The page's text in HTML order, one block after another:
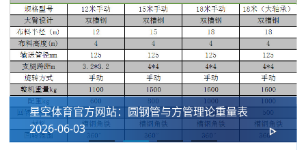
星空体育官方网站：圆钢管与方管理论重量表
2026-06-03